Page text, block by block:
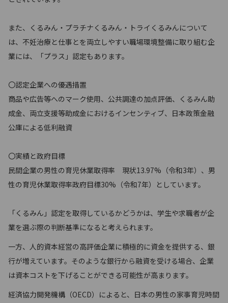
また、くるみん・プラチナくるみん・トライくるみんについて
は、不妊治療と仕事とを両立しやすい職場環境整備に取り組む企
業には、「プラス」認定もあります。
〇認定企業への優遇措置
商品や広告等へのマーク使用、公共調達の加点評価、くるみん助
成金、両立支援等助成金におけるインセンティブ、日本政策金融
公庫による低利融資
〇実績と政府目標
民間企業の男性の育児休業取得率 現状13.97%（令和3年）、男
性の育児休業取得率政府目標30%（令和7年）としています。
「くるみん」認定を取得しているかどうかは、学生や求職者が企
業を選ぶ際の判断基準になると考えられます。
一方、人的資本経営の高評価企業に積極的に資金を提供する、銀
行が増えています。そのような銀行から融資を受ける場合、企業
は資本コストを下げることができる可能性が高まります。
経済協力開発機構（OECD）によると、日本の男性の家事育児時間